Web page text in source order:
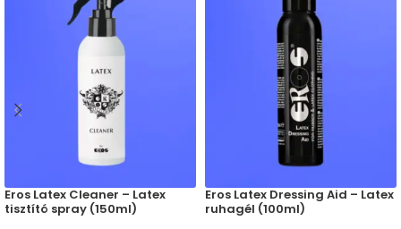
Eros Latex Cleaner – Latex
tisztító spray (150ml)
Eros Latex Dressing Aid – Latex
ruhagél (100ml)